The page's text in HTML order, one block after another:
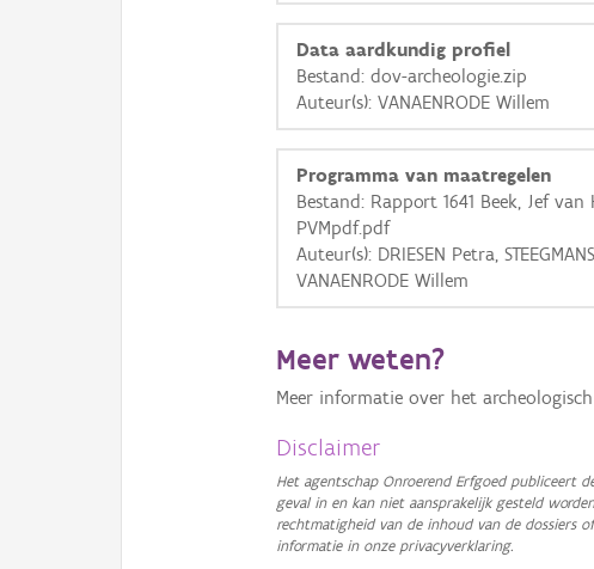
Data aardkundig profiel
Bestand: dov-archeologie.zip
Auteur(s): VANAENRODE Willem
Programma van maatregelen
Bestand: Rapport 1641 Beek, Jef
PVMpdf.pdf
Auteur(s): DRIESEN Petra,
VANAENRODE Willem
Meer weten?
Meer informatie over het
Disclaimer
Het agentschap Onroerend Erfgoed publiceert
geval in en kan niet aansprakelijk gesteld
rechtmatigheid van de inhoud van de dossiers
informatie in onze privacyverklaring.